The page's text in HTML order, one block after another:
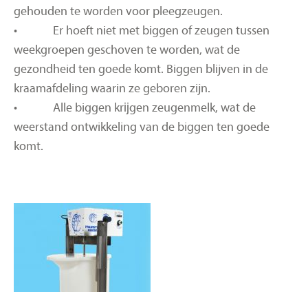
gehouden te worden voor pleegzeugen.
• Er hoeft niet met biggen of zeugen tussen
weekgroepen geschoven te worden, wat de
gezondheid ten goede komt. Biggen blijven in de
kraamafdeling waarin ze geboren zijn.
• Alle biggen krĳgen zeugenmelk, wat de
weerstand ontwikkeling van de biggen ten goede
komt.